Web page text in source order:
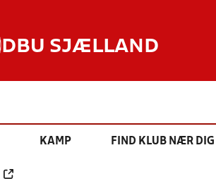
DBU SJÆLLAND
KAMP FIND KLUB NÆR DIG